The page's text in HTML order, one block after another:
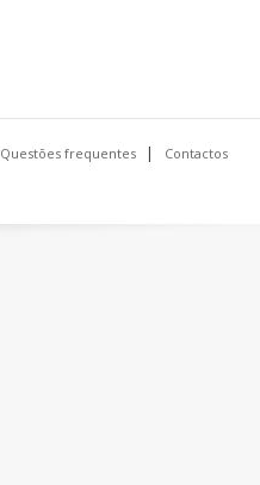
Questões frequentes Contactos